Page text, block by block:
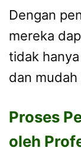
Dengan
mereka
tidak
dan
Proses
oleh